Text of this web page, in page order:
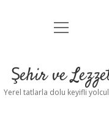
Anasayfa
Yasal Uyarı
menüyü
Şehir ve
Yerel tatlarla dolu keyifli